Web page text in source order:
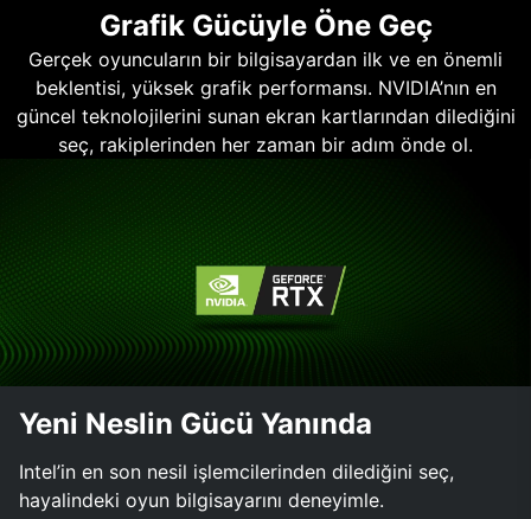
Grafik Gücüyle Öne Geç
Gerçek oyuncuların bir bilgisayardan ilk ve en önemli
beklentisi, yüksek grafik performansı. NVIDIA’nın en
güncel teknolojilerini sunan ekran kartlarından dilediğini
seç, rakiplerinden her zaman bir adım önde ol.
Yeni Neslin Gücü Yanında
Intel’in en son nesil işlemcilerinden dilediğini seç,
hayalindeki oyun bilgisayarını deneyimle.